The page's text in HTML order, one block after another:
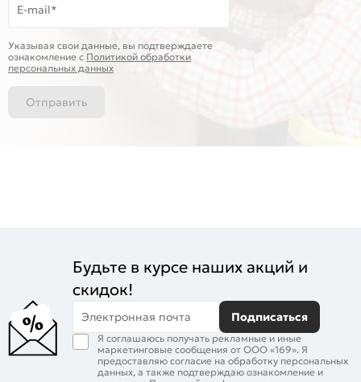
E-mail*
Указывая свои данные, вы подтверждаете
ознакомление c Политикой обработки
персональных данных
Отправить
Будьте в курсе наших акций и
скидок!
Электронная почта Подписаться
Я соглашаюсь получать рекламные и иные
маркетинговые сообщения от ООО «169». Я
предоставляю согласие на обработку персональных
данных, а также подтверждаю ознакомление и